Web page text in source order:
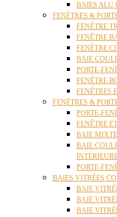
BAIES ALU
FENÊTRES &
FENÊTRE
FENÊTRE
FENÊTRE
BAIE
PORTE-
FENÊTRE
FENÊTRES
FENÊTRES &
PORTE-
FENÊTRE
BAIE
BAIE
PORTE-
BAIES VITRÉES
BAIE
BAIE
BAIE